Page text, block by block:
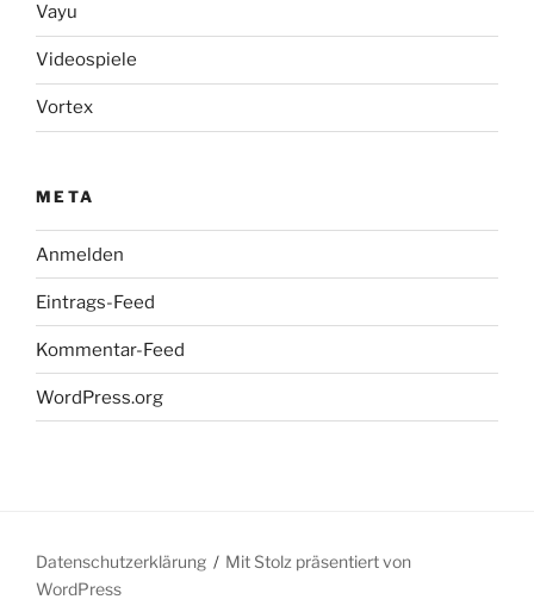
Vayu
Videospiele
Vortex
META
Anmelden
Eintrags-Feed
Kommentar-Feed
WordPress.org
Datenschutzerklärung
Mit Stolz präsentiert von
WordPress